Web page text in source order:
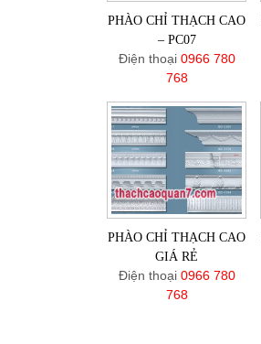
PHÀO CHỈ THẠCH CAO
– PC07
Điện thoại 0966 780
768
PHÀO CHỈ THẠCH CAO
GIÁ RẺ
Điện thoại 0966 780
768